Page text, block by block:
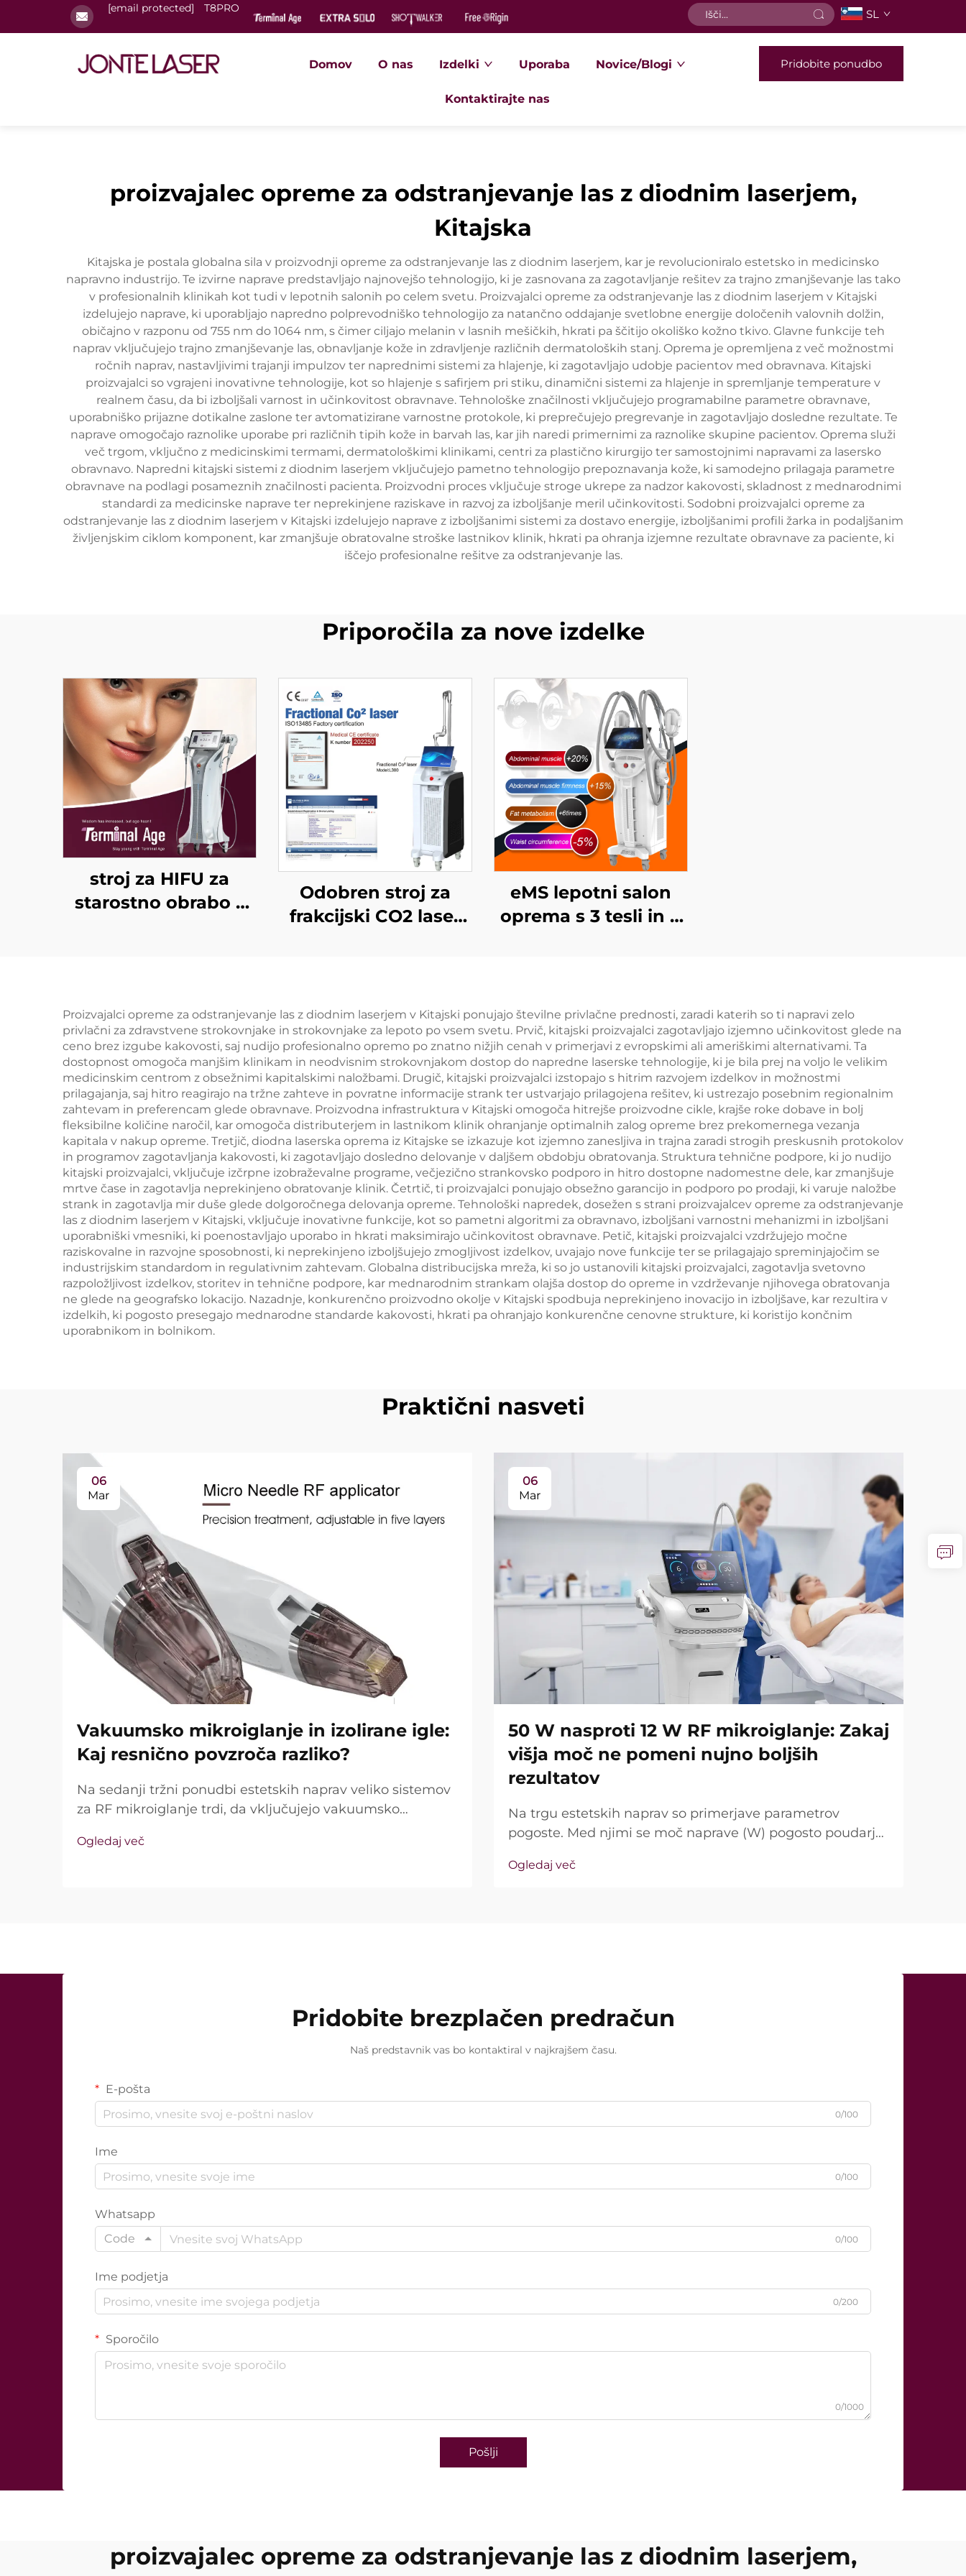
[email protected] T8PRO SL
Domov O nas Izdelki Uporaba Novice/Blogi
Kontaktirajte nas
Pridobite ponudbo
proizvajalec opreme za odstranjevanje las z diodnim laserjem,
Kitajska
Kitajska je postala globalna sila v proizvodnji opreme za odstranjevanje las z diodnim laserjem, kar je revolucioniralo estetsko in medicinsko
napravno industrijo. Te izvirne naprave predstavljajo najnovejšo tehnologijo, ki je zasnovana za zagotavljanje rešitev za trajno zmanjševanje las tako
v profesionalnih klinikah kot tudi v lepotnih salonih po celem svetu. Proizvajalci opreme za odstranjevanje las z diodnim laserjem v Kitajski
izdelujejo naprave, ki uporabljajo napredno polprevodniško tehnologijo za natančno oddajanje svetlobne energije določenih valovnih dolžin,
običajno v razponu od 755 nm do 1064 nm, s čimer ciljajo melanin v lasnih mešičkih, hkrati pa ščitijo okoliško kožno tkivo. Glavne funkcije teh
naprav vključujejo trajno zmanjševanje las, obnavljanje kože in zdravljenje različnih dermatoloških stanj. Oprema je opremljena z več možnostmi
ročnih naprav, nastavljivimi trajanji impulzov ter naprednimi sistemi za hlajenje, ki zagotavljajo udobje pacientov med obravnava. Kitajski
proizvajalci so vgrajeni inovativne tehnologije, kot so hlajenje s safirjem pri stiku, dinamični sistemi za hlajenje in spremljanje temperature v
realnem času, da bi izboljšali varnost in učinkovitost obravnave. Tehnološke značilnosti vključujejo programabilne parametre obravnave,
uporabniško prijazne dotikalne zaslone ter avtomatizirane varnostne protokole, ki preprečujejo pregrevanje in zagotavljajo dosledne rezultate. Te
naprave omogočajo raznolike uporabe pri različnih tipih kože in barvah las, kar jih naredi primernimi za raznolike skupine pacientov. Oprema služi
več trgom, vključno z medicinskimi termami, dermatološkimi klinikami, centri za plastično kirurgijo ter samostojnimi napravami za lasersko
obravnavo. Napredni kitajski sistemi z diodnim laserjem vključujejo pametno tehnologijo prepoznavanja kože, ki samodejno prilagaja parametre
obravnave na podlagi posameznih značilnosti pacienta. Proizvodni proces vključuje stroge ukrepe za nadzor kakovosti, skladnost z mednarodnimi
standardi za medicinske naprave ter neprekinjene raziskave in razvoj za izboljšanje meril učinkovitosti. Sodobni proizvajalci opreme za
odstranjevanje las z diodnim laserjem v Kitajski izdelujejo naprave z izboljšanimi sistemi za dostavo energije, izboljšanimi profili žarka in podaljšanim
življenjskim ciklom komponent, kar zmanjšuje obratovalne stroške lastnikov klinik, hkrati pa ohranja izjemne rezultate obravnave za paciente, ki
iščejo profesionalne rešitve za odstranjevanje las.
Priporočila za nove izdelke
stroj za HIFU za
starostno obrabo z
napenjanje kože in
modeliranje telesa
Odobren stroj za
frakcijski CO2 laser
eMS lepotni salon
oprema s 3 tesli in 4
Proizvajalci opreme za odstranjevanje las z diodnim laserjem v Kitajski ponujajo številne privlačne prednosti, zaradi katerih so ti napravi zelo
privlačni za zdravstvene strokovnjake in strokovnjake za lepoto po vsem svetu. Prvič, kitajski proizvajalci zagotavljajo izjemno učinkovitost glede na
ceno brez izgube kakovosti, saj nudijo profesionalno opremo po znatno nižjih cenah v primerjavi z evropskimi ali ameriškimi alternativami. Ta
dostopnost omogoča manjšim klinikam in neodvisnim strokovnjakom dostop do napredne laserske tehnologije, ki je bila prej na voljo le velikim
medicinskim centrom z obsežnimi kapitalskimi naložbami. Drugič, kitajski proizvajalci izstopajo s hitrim razvojem izdelkov in možnostmi
prilagajanja, saj hitro reagirajo na tržne zahteve in povratne informacije strank ter ustvarjajo prilagojena rešitev, ki ustrezajo posebnim regionalnim
zahtevam in preferencam glede obravnave. Proizvodna infrastruktura v Kitajski omogoča hitrejše proizvodne cikle, krajše roke dobave in bolj
fleksibilne količine naročil, kar omogoča distributerjem in lastnikom klinik ohranjanje optimalnih zalog opreme brez prekomernega vezanja
kapitala v nakup opreme. Tretjič, diodna laserska oprema iz Kitajske se izkazuje kot izjemno zanesljiva in trajna zaradi strogih preskusnih protokolov
in programov zagotavljanja kakovosti, ki zagotavljajo dosledno delovanje v daljšem obdobju obratovanja. Struktura tehnične podpore, ki jo nudijo
kitajski proizvajalci, vključuje izčrpne izobraževalne programe, večjezično strankovsko podporo in hitro dostopne nadomestne dele, kar zmanjšuje
mrtve čase in zagotavlja neprekinjeno obratovanje klinik. Četrtič, ti proizvajalci ponujajo obsežno garancijo in podporo po prodaji, ki varuje naložbe
strank in zagotavlja mir duše glede dolgoročnega delovanja opreme. Tehnološki napredek, dosežen s strani proizvajalcev opreme za odstranjevanje
las z diodnim laserjem v Kitajski, vključuje inovativne funkcije, kot so pametni algoritmi za obravnavo, izboljšani varnostni mehanizmi in izboljšani
uporabniški vmesniki, ki poenostavljajo uporabo in hkrati maksimirajo učinkovitost obravnave. Petič, kitajski proizvajalci vzdržujejo močne
raziskovalne in razvojne sposobnosti, ki neprekinjeno izboljšujejo zmogljivost izdelkov, uvajajo nove funkcije ter se prilagajajo spreminjajočim se
industrijskim standardom in regulativnim zahtevam. Globalna distribucijska mreža, ki so jo ustanovili kitajski proizvajalci, zagotavlja svetovno
razpoložljivost izdelkov, storitev in tehnične podpore, kar mednarodnim strankam olajša dostop do opreme in vzdrževanje njihovega obratovanja
ne glede na geografsko lokacijo. Nazadnje, konkurenčno proizvodno okolje v Kitajski spodbuja neprekinjeno inovacijo in izboljšave, kar rezultira v
izdelkih, ki pogosto presegajo mednarodne standarde kakovosti, hkrati pa ohranjajo konkurenčne cenovne strukture, ki koristijo končnim
uporabnikom in bolnikom.
Praktični nasveti
06
Mar
Vakuumsko mikroiglanje in izolirane igle:
Kaj resnično povzroča razliko?
Na sedanji tržni ponudbi estetskih naprav veliko sistemov
za RF mikroiglanje trdi, da vključujejo vakuumsko
te funkcije sploh obstajajo, temveč kako natančno delujejo
Ogledaj več
06
Mar
50 W nasproti 12 W RF mikroiglanje: Zakaj
višja moč ne pomeni nujno boljših
rezultatov
Na trgu estetskih naprav so primerjave parametrov
pogoste. Med njimi se moč naprave (W) pogosto poudarja
resničnost precej drugačna. V mnogih primerih tako
Ogledaj več
Pridobite brezplačen predračun
Naš predstavnik vas bo kontaktiral v najkrajšem času.
E-pošta
0/100
Ime
0/100
Whatsapp
Code
0/100
Ime podjetja
0/200
Sporočilo
0/1000
Pošlji
proizvajalec opreme za odstranjevanje las z diodnim laserjem,